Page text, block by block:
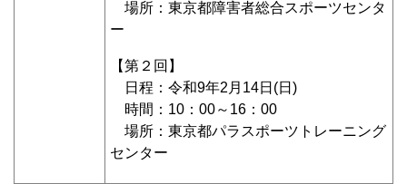
場所：東京都障害者総合スポーツセンタ
ー
【第２回】
日程：令和9年2月14日(日)
時間：10：00～16：00
場所：東京都パラスポーツトレーニング
センター